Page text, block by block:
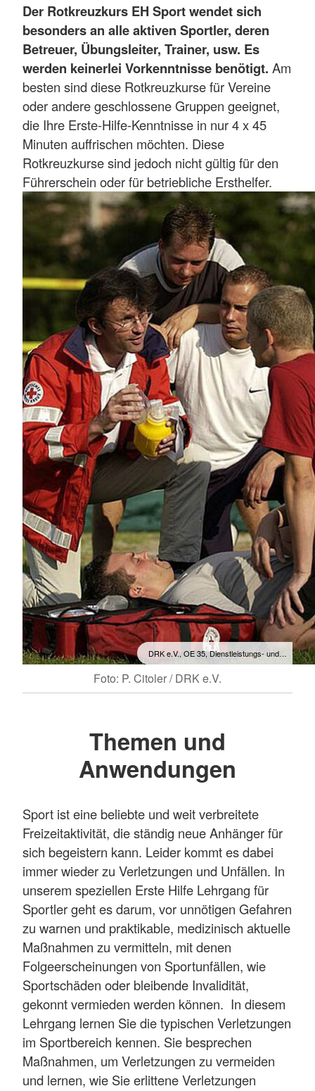
Der Rotkreuzkurs EH Sport wendet sich
besonders an alle aktiven Sportler, deren
Betreuer, Übungsleiter, Trainer, usw. Es
werden keinerlei Vorkenntnisse benötigt. Am
besten sind diese Rotkreuzkurse für Vereine
oder andere geschlossene Gruppen geeignet,
die Ihre Erste-Hilfe-Kenntnisse in nur 4 x 45
Minuten auffrischen möchten. Diese
Rotkreuzkurse sind jedoch nicht gültig für den
Führerschein oder für betriebliche Ersthelfer.
DRK e.V., OE 35, Dienstleistungs- und…
Foto: P. Citoler / DRK e.V.
Themen und
Anwendungen
Sport ist eine beliebte und weit verbreitete
Freizeitaktivität, die ständig neue Anhänger für
sich begeistern kann. Leider kommt es dabei
immer wieder zu Verletzungen und Unfällen. In
unserem speziellen Erste Hilfe Lehrgang für
Sportler geht es darum, vor unnötigen Gefahren
zu warnen und praktikable, medizinisch aktuelle
Maßnahmen zu vermitteln, mit denen
Folgeerscheinungen von Sportunfällen, wie
Sportschäden oder bleibende Invalidität,
gekonnt vermieden werden können. In diesem
Lehrgang lernen Sie die typischen Verletzungen
im Sportbereich kennen. Sie besprechen
Maßnahmen, um Verletzungen zu vermeiden
und lernen, wie Sie erlittene Verletzungen